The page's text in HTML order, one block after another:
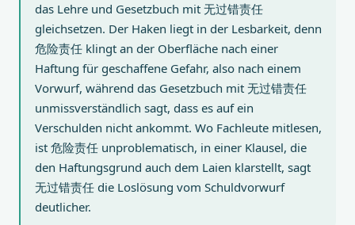
das Lehre und Gesetzbuch mit 无过错责任
gleichsetzen. Der Haken liegt in der Lesbarkeit, denn
危险责任 klingt an der Oberfläche nach einer
Haftung für geschaffene Gefahr, also nach einem
Vorwurf, während das Gesetzbuch mit 无过错责任
unmissverständlich sagt, dass es auf ein
Verschulden nicht ankommt. Wo Fachleute mitlesen,
ist 危险责任 unproblematisch, in einer Klausel, die
den Haftungsgrund auch dem Laien klarstellt, sagt
无过错责任 die Loslösung vom Schuldvorwurf
deutlicher.